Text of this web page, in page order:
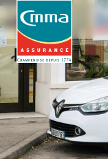
1- Contenu principal
2-Menu principal
3-Pied de page
4-
Recherche